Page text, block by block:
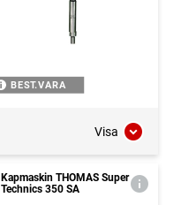
BEST.VARA
Visa
Kapmaskin THOMAS Super
Technics 350 SA